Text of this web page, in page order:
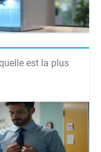
est la plus